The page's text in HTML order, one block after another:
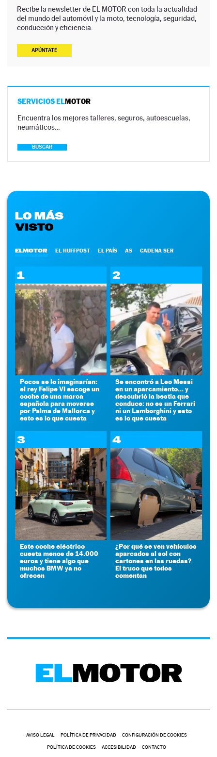
Recibe la newsletter de EL MOTOR con toda la actualidad
del mundo del automóvil y la moto, tecnología, seguridad,
conducción y eficiencia.
APÚNTATE
SERVICIOS ELMOTOR
Encuentra los mejores talleres, seguros, autoescuelas,
neumáticos…
BUSCAR
LO MÁS
VISTO
ELMOTOR EL HUFFPOST EL PAÍS AS CADENA SER
1
Pocos se lo imaginarían:
el rey Felipe VI escoge un
coche de una marca
española para moverse
por Palma de Mallorca y
esto es lo que cuesta
2
Se encontró a Leo Messi
en un aparcamiento... y
descubrió la bestia que
conduce: no es un Ferrari
ni un Lamborghini y esto
es lo que cuesta
3
Este coche eléctrico
cuesta menos de 14.000
euros y tiene algo que
muchos BMW ya no
ofrecen
4
¿Por qué se ven vehículos
aparcados al sol con
cartones en las ruedas?
El truco que todos
comentan
AVISO LEGAL POLÍTICA DE PRIVACIDAD CONFIGURACIÓN DE COOKIES
POLÍTICA DE COOKIES ACCESIBILIDAD CONTACTO